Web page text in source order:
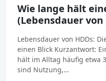
Wie lange hält
(Lebensdauer von
Lebensdauer von HDDs:
einen Blick Kurzantwort:
hält im Alltag häufig etwa
sind Nutzung,…